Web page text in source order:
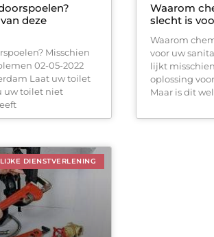
deze
Misschien
02-05-2022
Laat uw toilet
uw toilet niet
Waarom
slecht is
Waarom
voor uw
lijkt
oplossing
Maar is dit
DIENSTVERLENING